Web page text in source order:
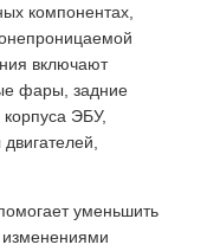
компонентах,
включают
фары, задние
ЭБУ,
уменьшить
изменениями